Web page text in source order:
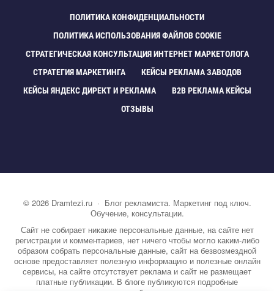
ПОЛИТИКА КОНФИДЕНЦИАЛЬНОСТИ
ПОЛИТИКА ИСПОЛЬЗОВАНИЯ ФАЙЛОВ COOKIE
СТРАТЕГИЧЕСКАЯ КОНСУЛЬТАЦИЯ ИНТЕРНЕТ МАРКЕТОЛОГА
СТРАТЕГИЯ МАРКЕТИНГА
КЕЙСЫ РЕКЛАМА ЗАВОДО
КЕЙСЫ ЯНДЕКС ДИРЕКТ И РЕКЛАМА
B2B РЕКЛАМА КЕЙСЫ
ОТЗЫВЫ
© 2026 Dramtezi.ru· Блог рекламиста. Маркетинг под ключ.
Обучение, консультации.
Сайт не собирает никакие персональные данные, на сайте нет
регистрации и комментариев, нет ничего чтобы могло каким-либо
образом собрать персональные данные, сайт на безвозмездной
основе предоставляет полезную информацию и полезные онлайн
сервисы, на сайте отсутствует реклама и сайт не размещает
платные публикации. В блоге публикуются подробные